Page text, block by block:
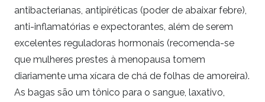
antibacterianas, antipiréticas (poder de abaixar febre),
anti-inflamatórias e expectorantes, além de serem
excelentes reguladoras hormonais (recomenda-se
que mulheres prestes à menopausa tomem
diariamente uma xícara de chá de folhas de amoreira).
As bagas são um tônico para o sangue, laxativo,